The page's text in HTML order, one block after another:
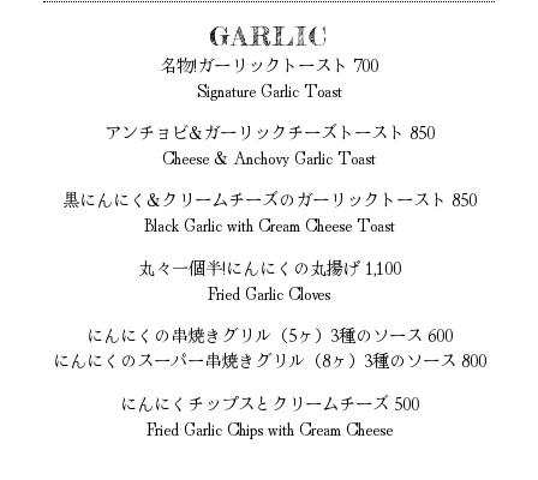
GARLIC
名物!ガーリックトースト 700
Signature Garlic Toast
アンチョビ&ガーリックチーズトースト 850
Cheese & Anchovy Garlic Toast
黒にんにく&クリームチーズのガーリックトースト 850
Black Garlic with Cream Cheese Toast
丸々一個半!にんにくの丸揚げ 1,100
Fried Garlic Cloves
にんにくの串焼きグリル（5ヶ）3種のソース 600
にんにくのスーパー串焼きグリル（8ヶ）3種のソース 800
にんにくチップスとクリームチーズ 500
Fried Garlic Chips with Cream Cheese